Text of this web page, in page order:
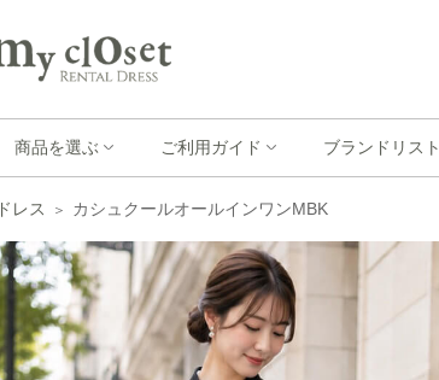
商品を選ぶ ご利用ガイド ブランドリスト
ドレス カシュクールオールインワンMBK